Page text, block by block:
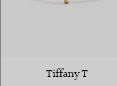
Tiffany T